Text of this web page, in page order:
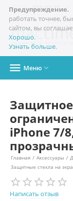
Предупреждение.
работать точнее,
сайтом, вы
Хорошо.
Узнать больше.
+7(978)773-77-77 
 Меню 
Защитное
iPhone 7/
Главная / Аксессуары /
Защитные стекла на
Написать отзыв